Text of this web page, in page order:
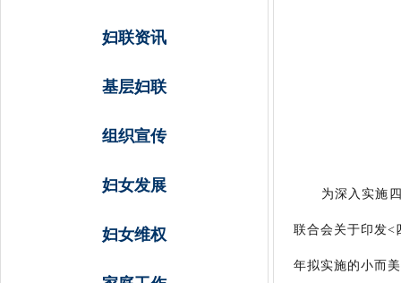
妇联资讯
基层妇联
组织宣传
妇女发展
妇女维权
为深入实施四
联合会关于印发<
年拟实施的小而